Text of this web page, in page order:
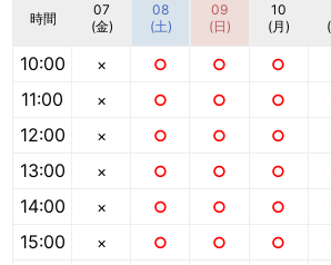
時間
10:00
11:00
12:00
13:00
14:00
15:00
07
(金)
×
×
×
×
×
×
08
(土)
○
○
○
○
○
○
09
(日)
○
○
○
○
○
○
10
(月)
○
○
○
○
○
○